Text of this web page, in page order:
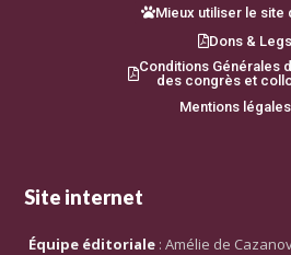
Mieux utiliser le site
Dons & Legs
Conditions Générales
des congrès et
Mentions légales
Site internet
Équipe éditoriale : Amélie de